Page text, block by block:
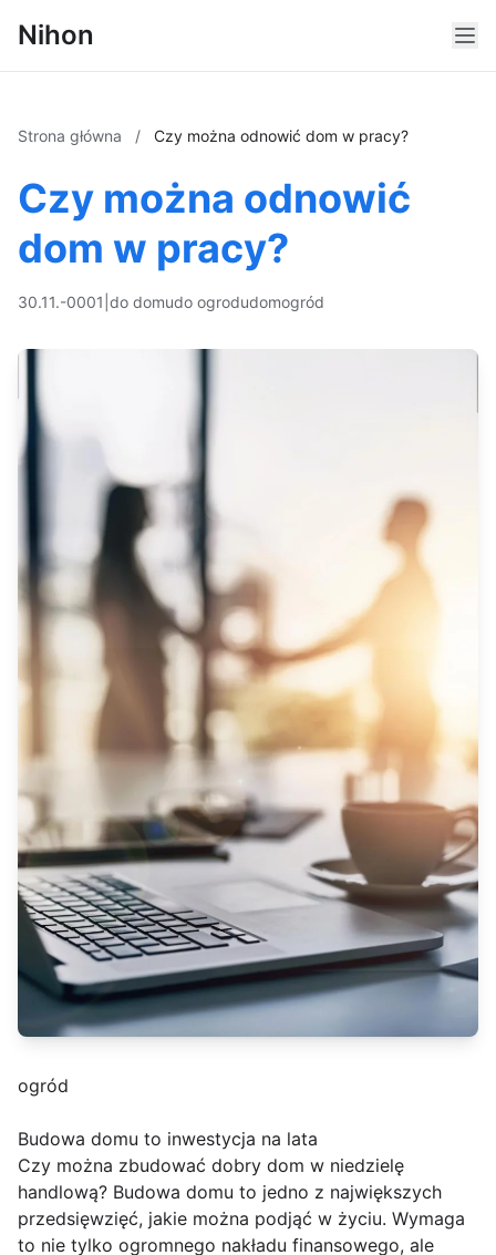
Nihon
Strona główna / Czy można odnowić dom w pracy?
Czy można odnowić
dom w pracy?
30.11.-0001 do domudo ogrodudomogród
ogród
Budowa domu to inwestycja na lata
Czy można zbudować dobry dom w niedzielę
handlową? Budowa domu to jedno z największych
przedsięwzięć, jakie można podjąć w życiu. Wymaga
to nie tylko ogromnego nakładu finansowego, ale